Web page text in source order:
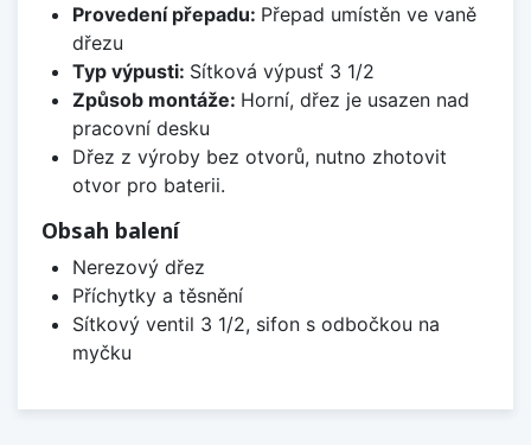
Provedení přepadu: Přepad umístěn ve vaně
dřezu
Typ výpusti: Sítková výpusť 3 1/2
Způsob montáže: Horní, dřez je usazen nad
pracovní desku
Dřez z výroby bez otvorů, nutno zhotovit
otvor pro baterii.
Obsah balení
Nerezový dřez
Příchytky a těsnění
Sítkový ventil 3 1/2, sifon s odbočkou na
myčku